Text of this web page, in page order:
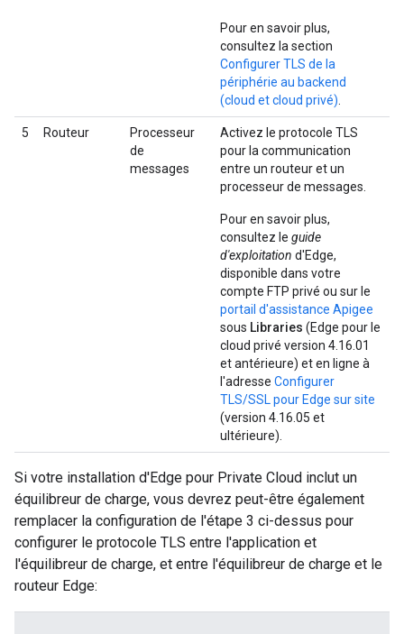
Pour en savoir plus,
consultez la section
Configurer TLS de la
périphérie au backend
(cloud et cloud privé)
5 Routeur
Processeur
de
messages
Activez le protocole TLS
pour la communication
entre un routeur et un
processeur de messages.
Pour en savoir plus,
consultez le guide
d'exploitation d'Edge,
disponible dans votre
compte FTP privé ou sur le
portail d'assistance Apigee
sous Libraries (Edge pour le
cloud privé version 4.16.01
et antérieure) et en ligne à
l'adresse Configurer
TLS/SSL pour Edge sur site
(version 4.16.05 et
ultérieure).
Si votre installation d'Edge pour Private Cloud inclut un
équilibreur de charge, vous devrez peut-être également
remplacer la configuration de l'étape 3 ci-dessus pour
configurer le protocole TLS entre l'application et
l'équilibreur de charge, et entre l'équilibreur de charge et le
routeur Edge: